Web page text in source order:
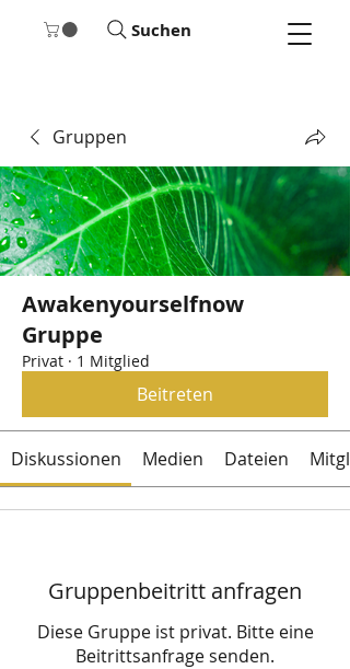
Suchen
Gruppen
Awakenyourselfnow
Gruppe
Privat · 1 Mitglied
Beitreten
Diskussionen Medien Dateien
Gruppenbeitritt anfragen
Diese Gruppe ist privat. Bitte eine
Beitrittsanfrage senden.